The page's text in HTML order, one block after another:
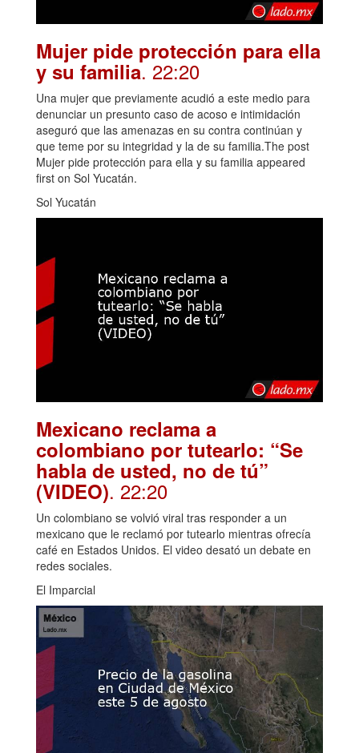
Mujer pide protección para ella
y su familia. 22:20
Una mujer que previamente acudió a este medio para
denunciar un presunto caso de acoso e intimidación
aseguró que las amenazas en su contra continúan y
que teme por su integridad y la de su familia.The post
Mujer pide protección para ella y su familia appeared
first on Sol Yucatán.
Sol Yucatán
Mexicano reclama a
colombiano por tutearlo: “Se
habla de usted, no de tú”
(VIDEO). 22:20
Un colombiano se volvió viral tras responder a un
mexicano que le reclamó por tutearlo mientras ofrecía
café en Estados Unidos. El video desató un debate en
redes sociales.
El Imparcial